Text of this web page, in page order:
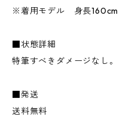
※着用モデル 身長160cm
■状態詳細
特筆すべきダメージなし。
■発送
送料無料